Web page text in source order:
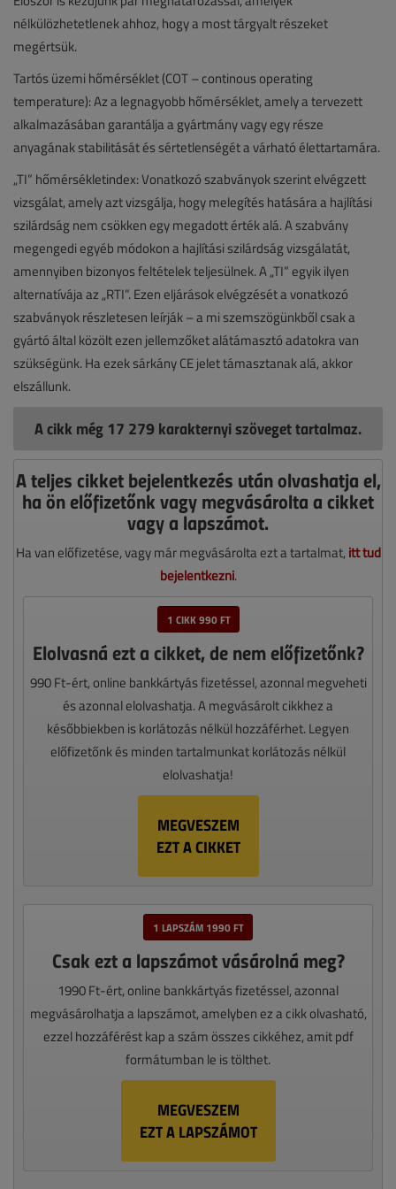
nélkülözhetetlenek ahhoz, hogy a most tárgyalt részeket
megértsük.
Tartós üzemi hőmérséklet (COT – continous operating
temperature): Az a legnagyobb hőmérséklet, amely a tervezett
alkalmazásában garantálja a gyártmány vagy egy része
anyagának stabilitását és sértetlenségét a várható élettartamára.
„TI” hőmérsékletindex: Vonatkozó szabványok szerint elvégzett
vizsgálat, amely azt vizsgálja, hogy melegítés hatására a hajlítási
szilárdság nem csökken egy megadott érték alá. A szabvány
megengedi egyéb módokon a hajlítási szilárdság vizsgálatát,
amennyiben bizonyos feltételek teljesülnek. A „TI” egyik ilyen
alternatívája az „RTI”. Ezen eljárások elvégzését a vonatkozó
szabványok részletesen leírják – a mi szemszögünkből csak a
gyártó által közölt ezen jellemzőket alátámasztó adatokra van
szükségünk. Ha ezek sárkány CE jelet támasztanak alá, akkor
elszállunk.
A cikk még 17 279 karakternyi szöveget tartalmaz.
A teljes cikket bejelentkezés után olvashatja el,
ha ön előfizetőnk vagy megvásárolta a cikket
vagy a lapszámot.
Ha van előfizetése, vagy már megvásárolta ezt a tartalmat, itt tud
bejelentkezni.
1 CIKK 990 FT
Elolvasná ezt a cikket, de nem előfizetőnk?
990 Ft-ért, online bankkártyás fizetéssel, azonnal megveheti
és azonnal elolvashatja. A megvásárolt cikkhez a
későbbiekben is korlátozás nélkül hozzáférhet. Legyen
előfizetőnk és minden tartalmunkat korlátozás nélkül
elolvashatja!
MEGVESZEM
EZT A CIKKET
1 LAPSZÁM 1990 FT
Csak ezt a lapszámot vásárolná meg?
1990 Ft-ért, online bankkártyás fizetéssel, azonnal
megvásárolhatja a lapszámot, amelyben ez a cikk olvasható,
ezzel hozzáférést kap a szám összes cikkéhez, amit pdf
formátumban le is tölthet.
MEGVESZEM
EZT A LAPSZÁMOT